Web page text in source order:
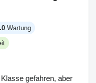
serienmäßig
- dafür musst du
aber das AdBlue-
meinem alten
bisher vernünftig. Es
Gefühl von Solidität
Wartung
gefahren, aber